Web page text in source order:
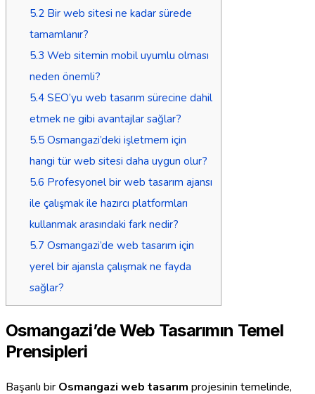
5.2Bir web sitesi ne kadar sürede
tamamlanır?
5.3 Web sitemin mobil uyumlu olması
neden önemli?
5.4SEO’yu web tasarım sürecine dahil
etmek ne gibi avantajlar sağlar?
5.5Osmangazi’deki işletmem için
hangi tür web sitesi daha uygun olur?
5.6 Profesyonel bir web tasarım ajansı
ile çalışmak ile hazırcı platformları
kullanmak arasındaki fark nedir?
5.7 Osmangazi’de web tasarım için
yerel bir ajansla çalışmak ne fayda
sağlar?
Osmangazi’de Web Tasarımın Temel
Prensipleri
Başarılı bir Osmangazi web tasarım projesinin temelinde,